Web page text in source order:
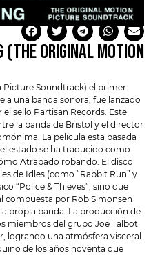
(THE ORIGINAL MOTION
Picture Soundtrack) el primer
a una banda sonora, fue lanzado
sello Partisan Records. Este
la banda de Bristol y el director
La película esta basada
el estado se ha traducido como
Atrapado robando. El disco
de Idles (como “Rabbit Run” y
“Police & Thieves”, sino que
compuesta por Rob Simonsen
propia banda. La producción de
miembros del grupo Joe Talbot
logrando una atmósfera visceral
de los años noventa que